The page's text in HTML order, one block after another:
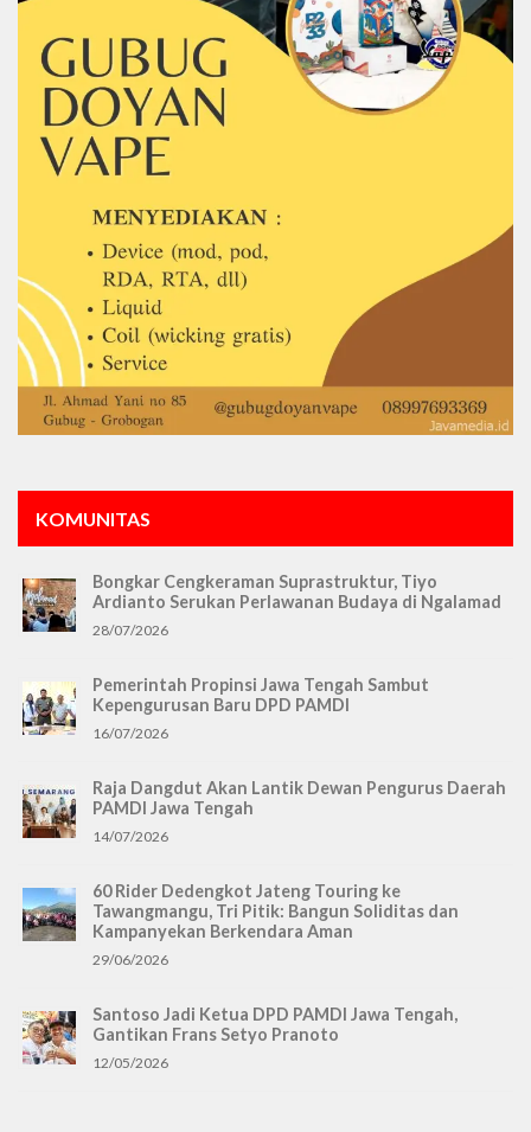
KOMUNITAS
Bongkar Cengkeraman Suprastruktur, Tiyo
Ardianto Serukan Perlawanan Budaya di Ngalamad
28/07/2026
Pemerintah Propinsi Jawa Tengah Sambut
Kepengurusan Baru DPD PAMDI
16/07/2026
Raja Dangdut Akan Lantik Dewan Pengurus Daerah
PAMDI Jawa Tengah
14/07/2026
60 Rider Dedengkot Jateng Touring ke
Tawangmangu, Tri Pitik: Bangun Soliditas dan
Kampanyekan Berkendara Aman
29/06/2026
Santoso Jadi Ketua DPD PAMDI Jawa Tengah,
Gantikan Frans Setyo Pranoto
12/05/2026